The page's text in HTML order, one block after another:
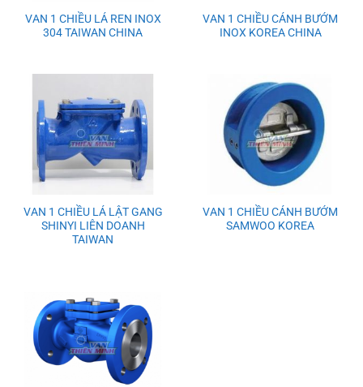
VAN 1 CHIỀU LÁ REN INOX
304 TAIWAN CHINA
VAN 1 CHIỀU CÁNH BƯỚM
INOX KOREA CHINA
VAN 1 CHIỀU LÁ LẬT GANG
SHINYI LIÊN DOANH
TAIWAN
VAN 1 CHIỀU CÁNH BƯỚM
SAMWOO KOREA